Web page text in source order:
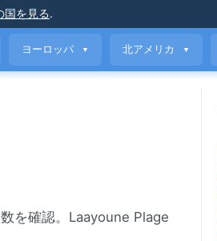
国を見る.
ヨーロッパ ▼ 北アメリカ ▼
を確認。Laayoune Plage